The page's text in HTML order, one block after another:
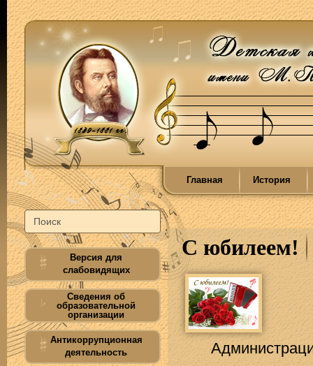
Главная История
Версия для
слабовидящих
Сведения об
образовательной
организации
Антикоррупционная
деятельность
С юбилеем!